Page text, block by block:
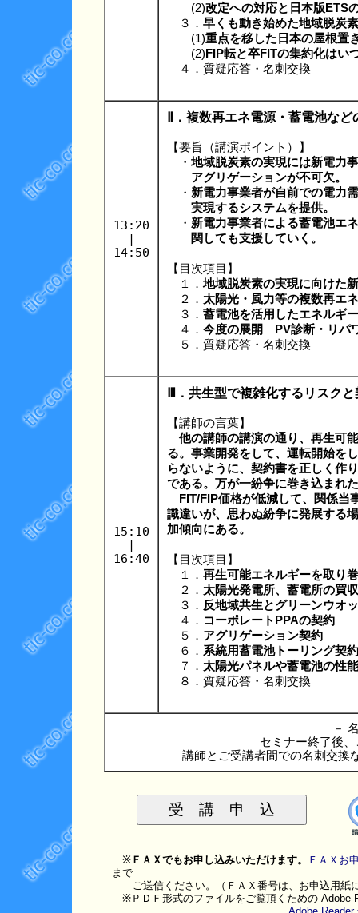
(2)改定への対応と日本版ETS
３． 早くも動き始めた地域脱炭
(1)重点を移した日本の屋根置
(2) FIP転と卒FITの集約化はい
４．質疑応答・名刺交換
13:20
|
14:50
Ⅱ．複数再エネ電源・蓄電池な
【要旨（講演ポイント）】
・地域脱炭素の実現には新電力
アグリゲーションが不可欠。
・ 新電力事業者が自前での電力
実現するシステムを提供。
・ 新電力事業者による蓄電池エ
関しても支援していく。
【目次項目】
１．地域脱炭素の実現に向けた
２． 太陽光・風力等の複数再エ
３． 蓄電池を活用したエネルギ
４． 今度の展開 PV診断・リパ
５．質疑応答・名刺交換
15:10
|
16:40
Ⅲ．共生型で複雑化するリスク
【講師の言葉】
他の講師の講演の通り、再生可
る。事業開発をして、運転開始を
らないように、契約書を正しく作
である。万が一紛争に巻き込まれ
FIT/FIP価格が低減して、関係当
識違いが、思わぬ紛争に発展する
加傾向にある。
【目次項目】
１． 再生可能エネルギーを取り
２． 太陽光発電所、蓄電所の買
３． 反地域共生とグリーンウオ
４． コーポレートPPAの契約
５． アグリゲーション契約
６． 系統用蓄電池トーリング契
７． 太陽光パネルや蓄電池の性
８．質疑応答・名刺交換
－
セミナー終了後
講師とご受講者間での名刺交換
※ ＦＡＸでもお申し込みいただけます。
ＦＡＸお
まで
ご送信ください。（ＦＡＸ番号は、お申込用紙
※ＰＤＦ形式のファイルをご覧頂くための Adobe